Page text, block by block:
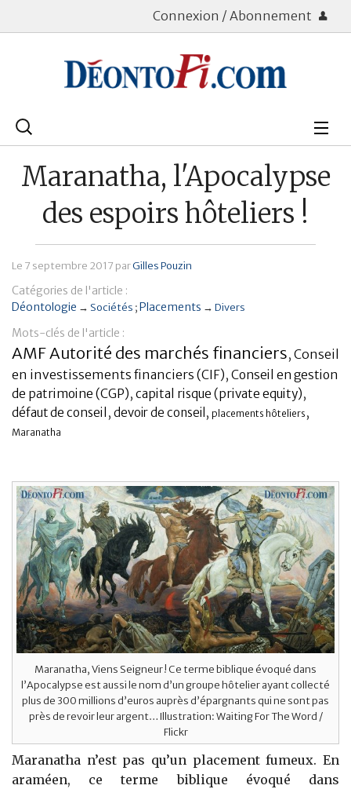
Connexion / Abonnement
Rechercher
Bourse
Assurance Vie
Patrimoine
Immobilier
Banque
Maranatha, l'Apocalypse
des espoirs hôteliers !
Le 7 septembre 2017 parGilles Pouzin
Catégories de l'article :
Déontologie → Sociétés Placements → Divers
Mots-clés de l'article :
AMF Autorité des marchés financiers, Conseil
en investissements financiers (CIF), Conseil en gestion
de patrimoine (CGP), capital risque (private equity),
défaut de conseil , devoir de conseil , placements hôteliers ,
Maranatha
Maranatha, Viens Seigneur ! Ce terme biblique évoqué dans
l’Apocalypse est aussi le nom d’un groupe hôtelier ayant collecté
plus de 300 millions d’euros auprès d’épargnants qui ne sont pas
près de revoir leur argent… Illustration: Waiting For The Word /
Flickr
Maranatha n’est pas qu’un placement fumeux. En
araméen, ce terme biblique évoqué dans